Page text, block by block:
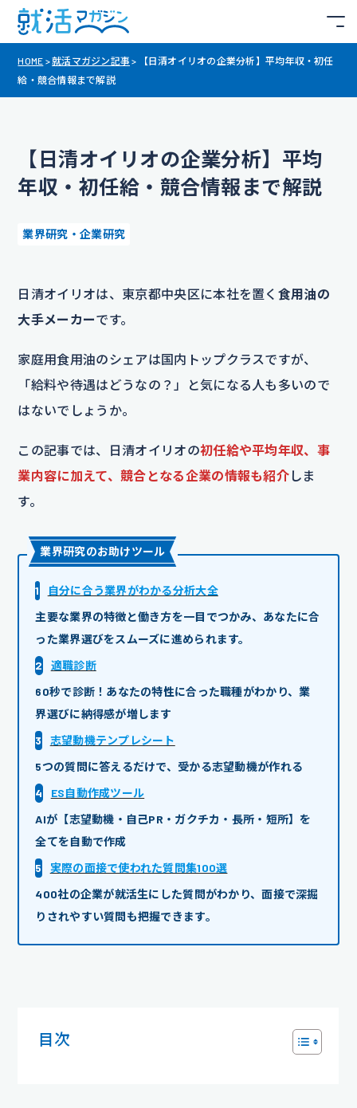
HOME >就活マガジン記事 >
【日清オイリオの企業分析】平均年収・初任
給・競合情報まで解説
【日清オイリオの企業分析】平均
年収・初任給・競合情報まで解説
業界研究・企業研究
日清オイリオは、東京都中央区に本社を置く 食用油の
大手メーカーです。
家庭用食用油のシェアは国内トップクラスですが、
「給料や待遇はどうなの？」と気になる人も多いので
はないでしょうか。
この記事では、日清オイリオの初任給や平均年収、事
業内容に加えて、競合となる企業の情報も紹介 しま
す。
業界研究のお助けツール
1
自分に合う業界がわかる分析大全
主要な業界の特徴と働き方を一目でつかみ、あなたに合
った業界選びをスムーズに進められます。
2
適職診断
60秒で診断！あなたの特性に合った職種がわかり、業
界選びに納得感が増します
3
志望動機テンプレシート
5つの質問に答えるだけで、受かる志望動機が作れる
4
ES自動作成ツール
AIが【志望動機・自己PR・ガクチカ・長所・短所】を
全てを自動で作成
5
実際の面接で使われた質問集100選
400社の企業が就活生にした質問がわかり、面接で深掘
りされやすい質問も把握できます。
目次